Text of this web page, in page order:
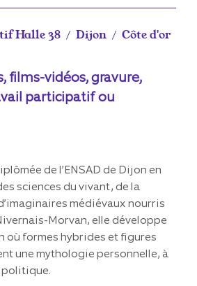
Halle 38 / Dijon / Côte d'or
films-vidéos, gravure,
participatif ou
de l’ENSAD de Dijon en
sciences du vivant, de la
médiévaux nourris
Morvan, elle développe
où formes hybrides et figures
une mythologie personnelle, à